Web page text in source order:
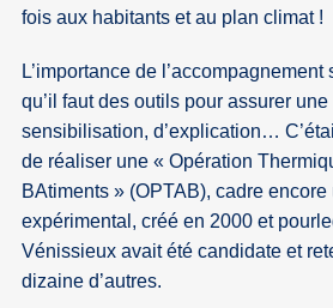
fois aux habitants et au plan climat !
L’importance de
qu’il faut des outils pour assurer
sensibilisation, d’explication…
de réaliser une « Opération
BAtiments » (OPTAB), cadre encore
expérimental, créé en 2000 et
Vénissieux avait été candidate et
dizaine d’autres.